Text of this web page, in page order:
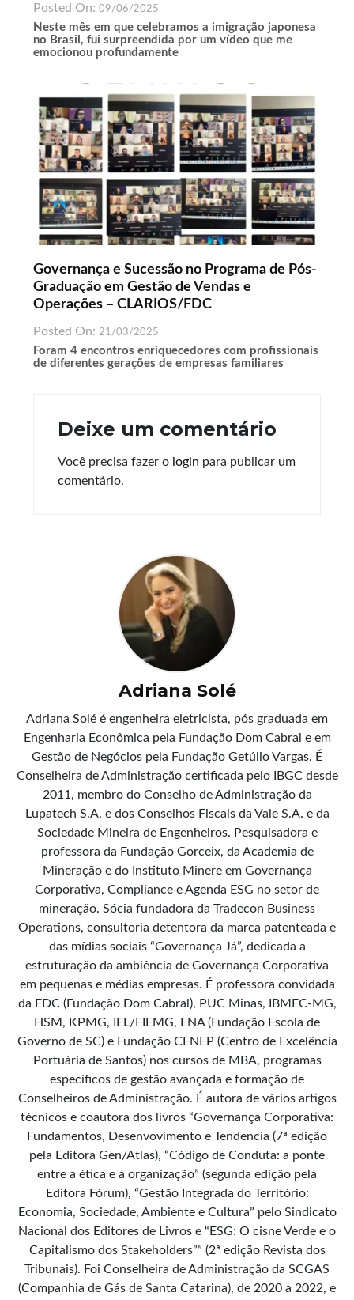
Posted On: 09/06/2025
Neste mês em que celebramos a imigração japonesa
no Brasil, fui surpreendida por um vídeo que me
emocionou profundamente
Governança e Sucessão no Programa de Pós-
Graduação em Gestão de Vendas e
Operações – CLARIOS/FDC
Posted On: 21/03/2025
Foram 4 encontros enriquecedores com profissionais
de diferentes gerações de empresas familiares
Deixe um comentário
Você precisa fazer o login para publicar um
comentário.
Adriana Solé
Adriana Solé é engenheira eletricista, pós graduada em
Engenharia Econômica pela Fundação Dom Cabral e em
Gestão de Negócios pela Fundação Getúlio Vargas. É
Conselheira de Administração certificada pelo IBGC desde
2011, membro do Conselho de Administração da
Lupatech S.A. e dos Conselhos Fiscais da Vale S.A. e da
Sociedade Mineira de Engenheiros. Pesquisadora e
professora da Fundação Gorceix, da Academia de
Mineração e do Instituto Minere em Governança
Corporativa, Compliance e Agenda ESG no setor de
mineração. Sócia fundadora da Tradecon Business
Operations, consultoria detentora da marca patenteada e
das mídias sociais “Governança Já”, dedicada a
estruturação da ambiência de Governança Corporativa
em pequenas e médias empresas. É professora convidada
da FDC (Fundação Dom Cabral), PUC Minas, IBMEC-MG,
HSM, KPMG, IEL/FIEMG, ENA (Fundação Escola de
Governo de SC) e Fundação CENEP (Centro de Excelência
Portuária de Santos) nos cursos de MBA, programas
específicos de gestão avançada e formação de
Conselheiros de Administração. É autora de vários artigos
técnicos e coautora dos livros “Governança Corporativa:
Fundamentos, Desenvovimento e Tendencia (7ª edição
pela Editora Gen/Atlas), “Código de Conduta: a ponte
entre a ética e a organização” (segunda edição pela
Editora Fórum), “Gestão Integrada do Território:
Economia, Sociedade, Ambiente e Cultura” pelo Sindicato
Nacional dos Editores de Livros e “ESG: O cisne Verde e o
Capitalismo dos Stakeholders”” (2ª edição Revista dos
Tribunais). Foi Conselheira de Administração da SCGAS
(Companhia de Gás de Santa Catarina), de 2020 a 2022, e